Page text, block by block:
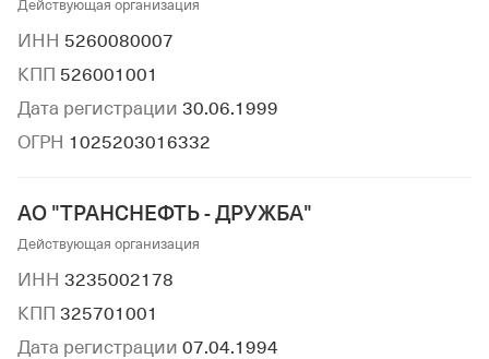
Действующая организация
ИНН 5260080007
КПП 526001001
Дата регистрации 30.06.1999
ОГРН 1025203016332
АО "ТРАНСНЕФТЬ - ДРУЖБА"
Действующая организация
ИНН 3235002178
КПП 325701001
Дата регистрации 07.04.1994